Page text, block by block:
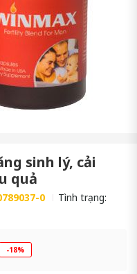
sinh lý, cải
quả
0
Tình trạng:
-18%